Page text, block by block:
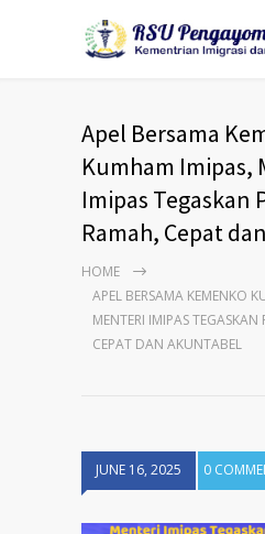
Apel Bersama
Kumham Imipas,
Imipas Tegaskan
Ramah, Cepat
HOME
APEL BERSAMA KEMENKO
MENTERI IMIPAS
CEPAT DAN AKUNTABEL
JUNE 16, 2025 0